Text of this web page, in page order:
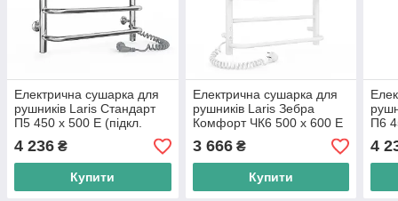
Електрична сушарка для
рушників Laris Стандарт
П5 450 х 500 Е (підкл.
праворуч)
4 236 ₴
Купити
Електрична сушарка для
рушників Laris Зебра
Комфорт ЧК6 500 х 600 Е
(підкл. зліва) R3
3 666₴
Купити
П6
4